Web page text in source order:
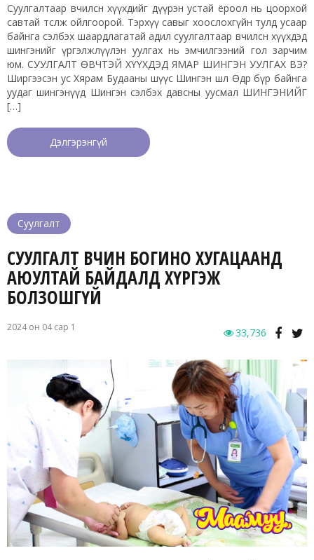
Суулгалтаар өвчилсөн хүүхдийг дүүрэн устай ёроол нь цоорхой
савтай төсөөлж ойлгоорой. Тэрхүү савыг хоослохгүйн тулд усаар
байнга сэлбэх шаардлагатай адил суулгалтаар өвчилсөн хүүхдэд
шингэнийг үргэлжлүүлэн уулгах нь эмчилгээний гол зарчим
юм. СУУЛГАЛТ ӨВЧТЭЙ ХҮҮХДЭД ЯМАР ШИНГЭН УУЛГАХ ВЭ?
Ширгээсэн ус Хярам Будааны шүүс Шингэн шөл Өдөр бүр байнга
уудаг шингэнүүд Шингэн сэлбэх давсны уусмал ШИНГЭНИЙГ
[…]
Дэлгэрэнгүй
Суулгалт
СУУЛГАЛТ ӨВЧИН БОГИНО ХУГАЦААНД
АЮУЛТАЙ БАЙДАЛД ХҮРГЭЖ
БОЛЗОШГҮЙ
2024 он 04 сар 1 33,736